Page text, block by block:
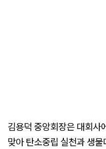
김용덕 중앙회장은 대회
맞아 탄소중립 실천과 생